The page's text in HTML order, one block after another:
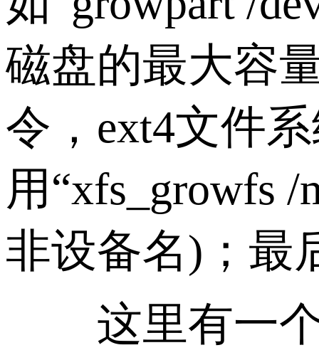
磁盘的最大容
令，ext4文件
用“xfs_growfs
非设备名)；最
这里有一个